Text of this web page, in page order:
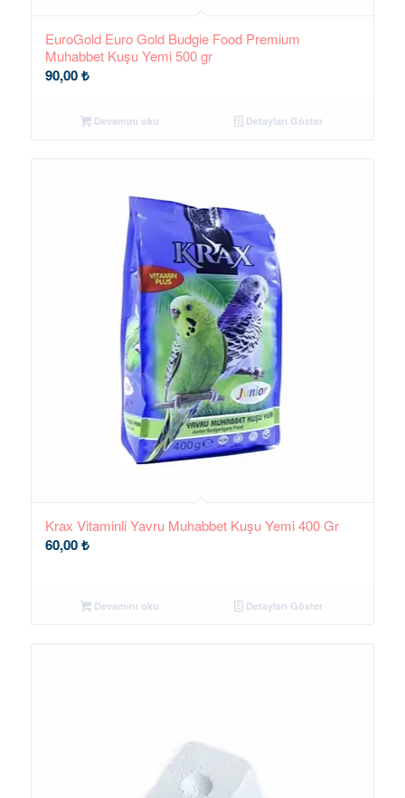
EuroGold Euro Gold Budgie Food Premium
Muhabbet Kuşu Yemi 500 gr
90,00₺
Devamını oku Detayları Göster
Krax Vitaminli Yavru Muhabbet Kuşu Yemi 400 Gr
60,00₺
Devamını oku Detayları Göster